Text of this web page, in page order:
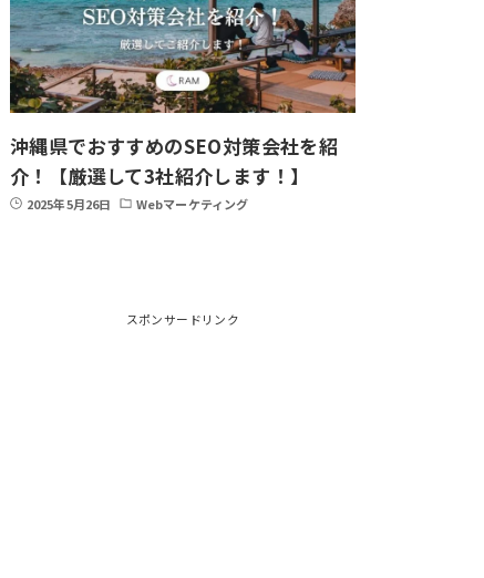
沖縄県でおすすめのSEO対策会社を紹
介！【厳選して3社紹介します！】
2025年5月26日 Webマーケティング
スポンサードリンク